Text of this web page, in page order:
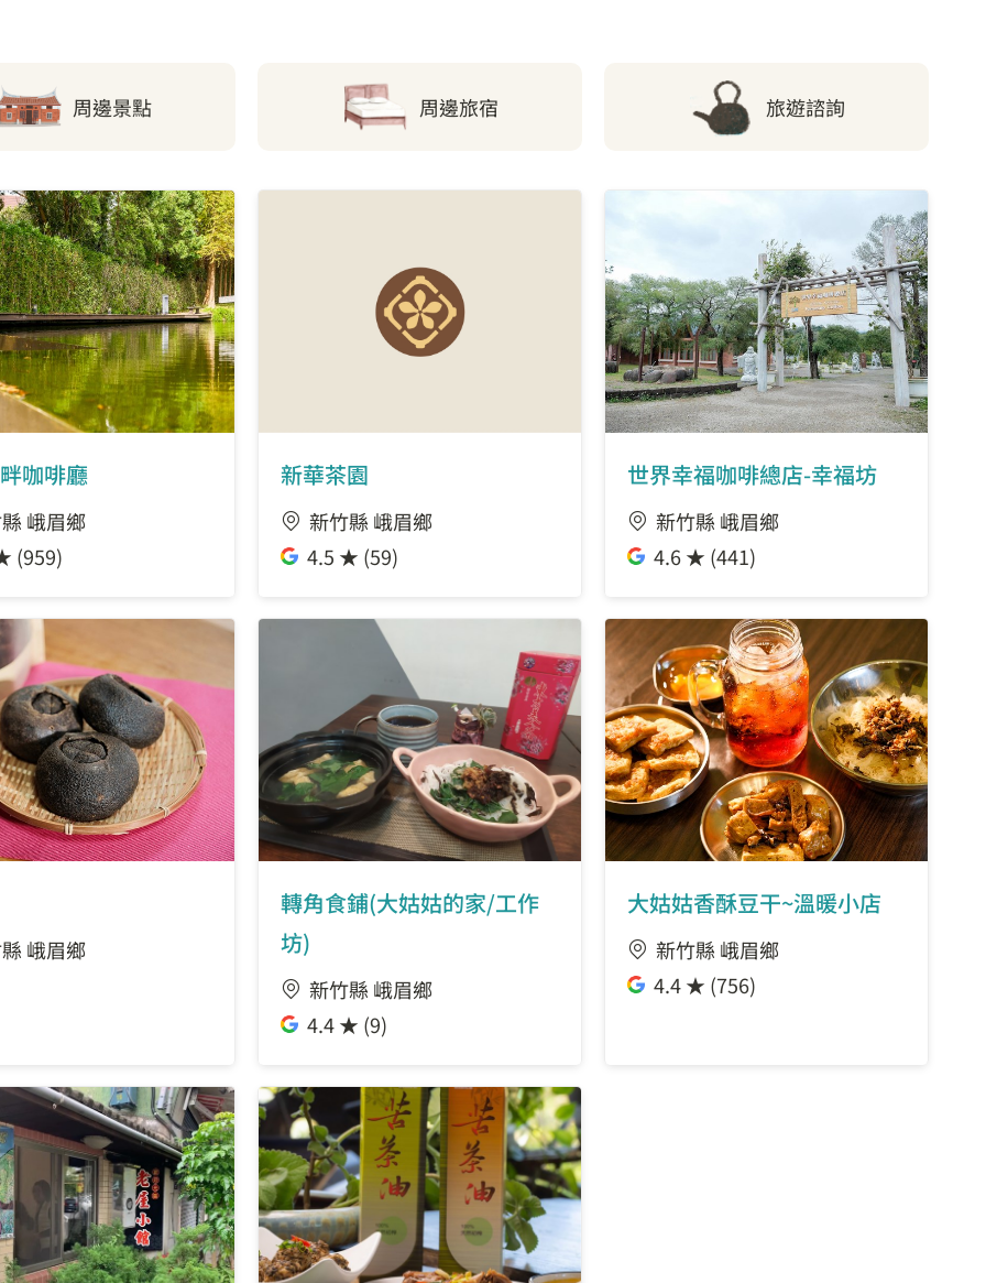
周邊景點 周邊旅宿 旅遊諮詢
咖啡廳
峨眉鄉
(959)
新華茶園
新竹縣 峨眉鄉
4.5 ★ (59)
世界幸福咖啡總店-幸福坊
新竹縣 峨眉鄉
4.6 ★ (441)
峨眉鄉
轉角食鋪(大姑姑的家/工作
坊)
新竹縣 峨眉鄉
4.4 ★ (9)
大姑姑香酥豆干~溫暖小店
新竹縣 峨眉鄉
4.4 ★ (756)